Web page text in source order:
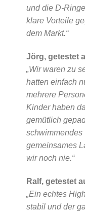
und die D-
klare Vorteile
dem Markt.“
Jörg, getestet
„Wir waren zu
hatten einfach
mehrere
Kinder haben
gemütlich
schwimmendes
gemeinsames
wir noch nie.“
Ralf, getestet
„Ein echtes
stabil und der